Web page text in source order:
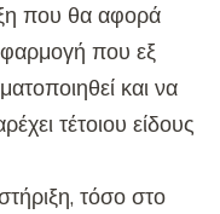
που θα αφορά
που εξ
και να
τέτοιου είδους
τόσο στο